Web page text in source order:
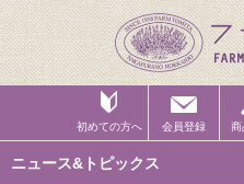
初めての方へ 会員登録 商
ニュース&トピックス